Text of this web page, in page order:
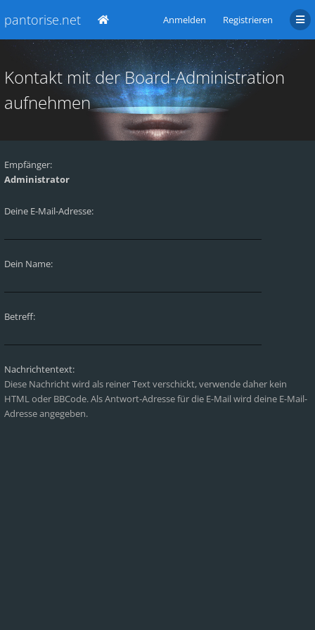
pantorise.net Anmelden Registrieren
Kontakt mit der Board-Administration
aufnehmen
Empfänger:
Administrator
Deine E-Mail-Adresse:
Dein Name:
Betreff:
Nachrichtentext:
Diese Nachricht wird als reiner Text verschickt, verwende daher kein
HTML oder BBCode. Als Antwort-Adresse für die E-Mail wird deine E-Mail-
Adresse angegeben.